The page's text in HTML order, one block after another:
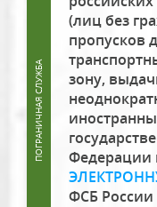
(лиц без
пропусков
зону,
Федерации
ФСБ России